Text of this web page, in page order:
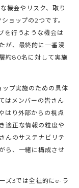
機会やリスク、取り
ョップの2つです。
を行うような機会は
が、最終的に一番浸
約80名に対して実施
プ実施のための具体
はメンバーの皆さん
はり外部からの視点
適正な情報の粒度や
んのサステナビリテ
ら、一緒に構成させ
ズ3では全社的にe-ラ